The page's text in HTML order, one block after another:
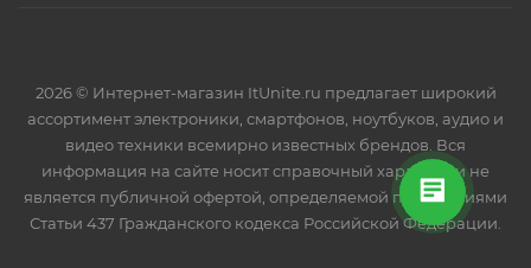
2026 © Интернет-магазин ItUnite.ru предлагает широкий
ассортимент электроники, смартфонов, ноутбуков, аудио и
видео техники всемирно известных брендов. Вся
информация на сайте носит справочный характер и не
является публичной офертой, определяемой положениями
Статьи 437 Гражданского кодекса Российской Федерации.